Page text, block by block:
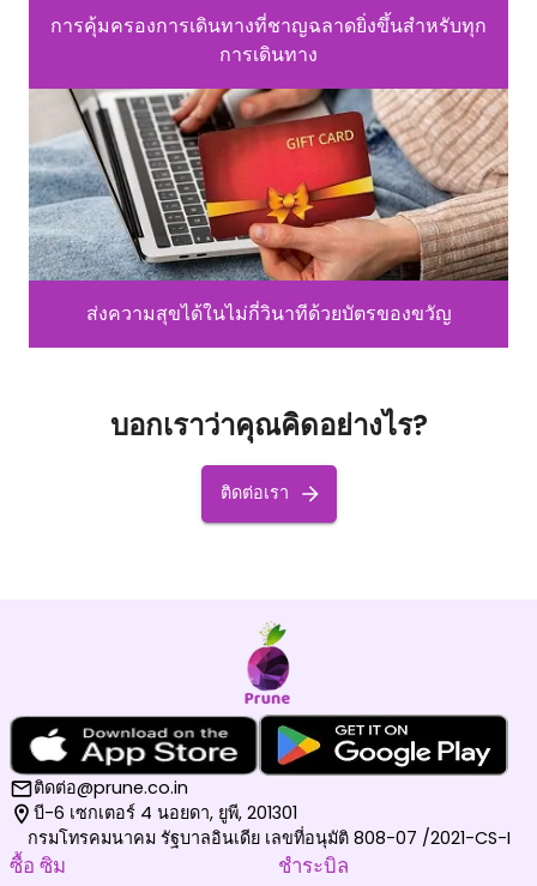
การคุ้มครองการเดินทางที่ชาญฉลาดยิ่งขึ้นสำหรับทุก
การเดินทาง
ส่งความสุขได้ในไม่กี่วินาทีด้วยบัตรของขวัญ
บอกเราว่าคุณคิดอย่างไร?
ติดต่อเรา
ติดต่อ@prune.co.in
บี-6 เซกเตอร์ 4 นอยดา, ยูพี, 201301
กรมโทรคมนาคม รัฐบาลอินเดีย เลขที่อนุมัติ 808-07 /2021-CS-I
ซื้อ ซิม ชำระบิล